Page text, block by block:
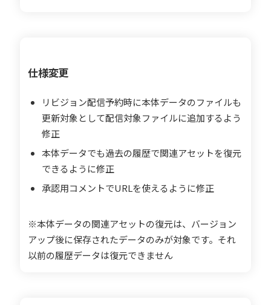
仕様変更
リビジョン配信予約時に本体データのファイルも
更新対象として配信対象ファイルに追加するよう
修正
本体データでも過去の履歴で関連アセットを復元
できるように修正
承認用コメントでURLを使えるように修正
※本体データの関連アセットの復元は、バージョン
アップ後に保存されたデータのみが対象です。それ
以前の履歴データは復元できません